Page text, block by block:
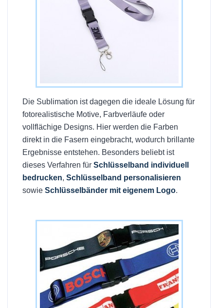
Die Sublimation ist dagegen die ideale Lösung für
fotorealistische Motive, Farbverläufe oder
vollflächige Designs. Hier werden die Farben
direkt in die Fasern eingebracht, wodurch brillante
Ergebnisse entstehen. Besonders beliebt ist
dieses Verfahren für Schlüsselband individuell
bedrucken, Schlüsselband personalisieren
sowie Schlüsselbänder mit eigenem Logo.